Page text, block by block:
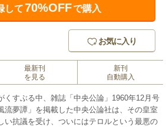
して70%OFFで購入
お気に入り
最新刊
を見る
新刊
自動購入
くすぶる中、雑誌「中央公論」1960年12月号
流夢譚」を掲載した中央公論社は、その皇室
い抗議を受け、ついにはテロルという最悪の